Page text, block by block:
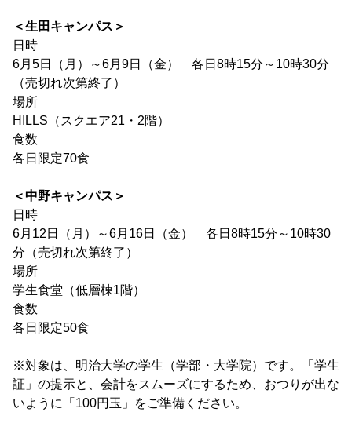
＜生田キャンパス＞
日時
6月5日（月）～6月9日（金） 各日8時15分～10時30分
（売切れ次第終了）
場所
HILLS（スクエア21・2階）
食数
各日限定70食
＜中野キャンパス＞
日時
6月12日（月）～6月16日（金） 各日8時15分～10時30
分（売切れ次第終了）
場所
学生食堂（低層棟1階）
食数
各日限定50食
※対象は、明治大学の学生（学部・大学院）です。「学生
証」の提示と、会計をスムーズにするため、おつりが出な
いように「100円玉」をご準備ください。